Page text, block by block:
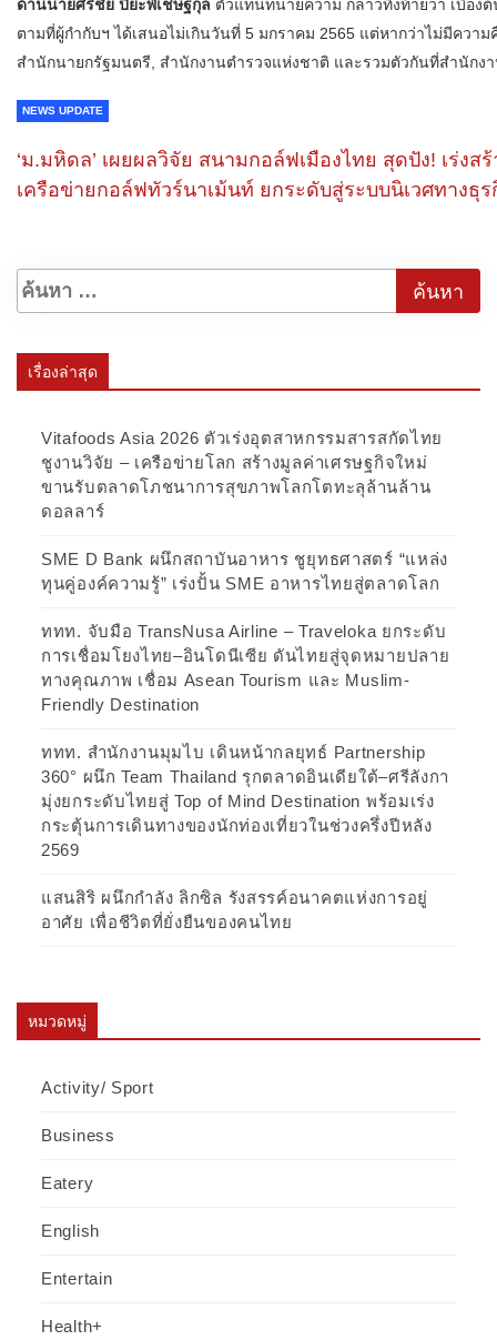
ด้านนายศิริชัย ปิยะพิเชษฐกุล ตัวแทนทนายความ กล่าวทิ้งท้ายว่า เบื้อง
ตามที่ผู้กำกับฯ ได้เสนอไม่เกินวันที่ 5 มกราคม 2565 แต่หากว่าไม่มีควา
สำนักนายกรัฐมนตรี, สำนักงานตำรวจแห่งชาติ และรวมตัวกันที่สำนัก
NEWS UPDATE
‘ม.มหิดล’ เผยผลวิจัย สนามกอล์ฟเมืองไทย สุดปัง! เร่งสร้
เครือข่ายกอล์ฟทัวร์นาเม้นท์ ยกระดับสู่ระบบนิเวศทางธุร
เรื่องล่าสุด
Vitafoods Asia 2026 ตัวเร่งอุตสาหกรรมสารสกัดไทย
ชูงานวิจัย – เครือข่ายโลก สร้างมูลค่าเศรษฐกิจใหม่
ขานรับตลาดโภชนาการสุขภาพโลกโตทะลุล้านล้าน
ดอลลาร์
SME D Bank ผนึกสถาบันอาหาร ชูยุทธศาสตร์ “แหล่ง
ทุนคู่องค์ความรู้” เร่งปั้น SME อาหารไทยสู่ตลาดโลก
ททท. จับมือ TransNusa Airline – Traveloka ยกระดับ
การเชื่อมโยงไทย–อินโดนีเซีย ดันไทยสู่จุดหมายปลาย
ทางคุณภาพ เชื่อม Asean Tourism และ Muslim-
Friendly Destination
ททท. สำนักงานมุมไบ เดินหน้ากลยุทธ์ Partnership
360° ผนึก Team Thailand รุกตลาดอินเดียใต้–ศรีลังกา
มุ่งยกระดับไทยสู่ Top of Mind Destination พร้อมเร่ง
กระตุ้นการเดินทางของนักท่องเที่ยวในช่วงครึ่งปีหลัง
2569
แสนสิริ ผนึกกำลัง ลิกซิล รังสรรค์อนาคตแห่งการอยู่
อาศัย เพื่อชีวิตที่ยั่งยืนของคนไทย
หมวดหมู่
Activity/ Sport
Business
Eatery
English
Entertain
Health+